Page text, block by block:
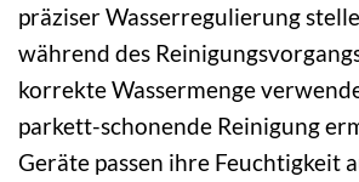
präziser Wasserregulierung
während des
korrekte Wassermenge
parkett-schonende Reinigung
Geräte passen ihre Feuchtigkeit